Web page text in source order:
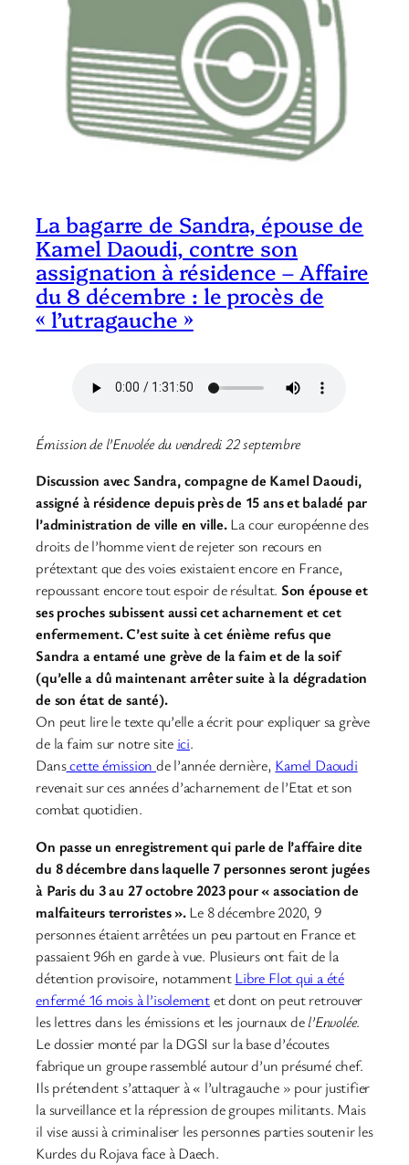
La bagarre de Sandra, épouse de
Kamel Daoudi, contre son
assignation à résidence – Affaire
du 8 décembre : le procès de
« l’utragauche »
Émission de l’Envolée du vendredi 22 septembre
Discussion avec Sandra, compagne de Kamel Daoudi,
assigné à résidence depuis près de 15 ans et baladé par
l’administration de ville en ville.La cour européenne des
droits de l’homme vient de rejeter son recours en
prétextant que des voies existaient encore en France,
repoussant encore tout espoir de résultat. Son épouse et
ses proches subissent aussi cet acharnement et cet
enfermement. C’est suite à cet énième refus que
Sandra a entamé une grève de la faim et de la soif
(qu’elle a dû maintenant arrêter suite à la dégradation
de son état de santé).
On peut lire le texte qu’elle a écrit pour expliquer sa grève
de la faim sur notre site ici.
Danscette émission de l’année dernière, Kamel Daoudi
revenait sur ces années d’acharnement de l’Etat et son
combat quotidien.
On passe un enregistrement qui parle de l’affaire dite
du 8 décembre dans laquelle 7 personnes seront jugées
à Paris du 3 au 27 octobre 2023 pour « association de
malfaiteurs terroristes ».Le 8 décembre 2020, 9
personnes étaient arrêtées un peu partout en France et
passaient 96h en garde à vue. Plusieurs ont fait de la
détention provisoire, notammentLibre Flot qui a été
enfermé 16 mois à l’isolementet dont on peut retrouver
les lettres dans les émissions et les journaux del’Envolée.
Le dossier monté par la DGSI sur la base d’écoutes
fabrique un groupe rassemblé autour d’un présumé chef.
Ils prétendent s’attaquer à « l’ultragauche » pour justifier
la surveillance et la répression de groupes militants. Mais
il vise aussi à criminaliser les personnes parties soutenir les
Kurdes du Rojava face à Daech.